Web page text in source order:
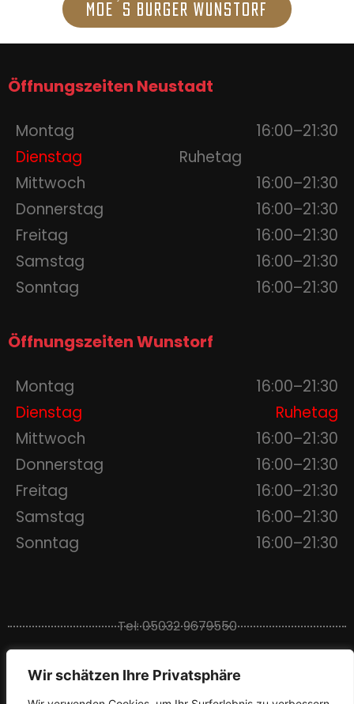
Wir schätzen Ihre Privatsphäre
Moe´s Burger Wunstorf
Öffnungszeiten Neustadt
Montag
16:00–21:30
Dienstag
Ruhetag
Mittwoch
16:00–21:30
Donnerstag
16:00–21:30
Freitag
16:00–21:30
Samstag
16:00–21:30
Sonntag
16:00–21:30
Öffnungszeiten Wunstorf
Montag
16:00–21:30
Dienstag
Ruhetag
Mittwoch
16:00–21:30
Donnerstag
16:00–21:30
Freitag
16:00–21:30
Samstag
16:00–21:30
Sonntag
16:00–21:30
Tel: 05032 9679550
Landwehr 26 31535 Neustadt am Rübenberge